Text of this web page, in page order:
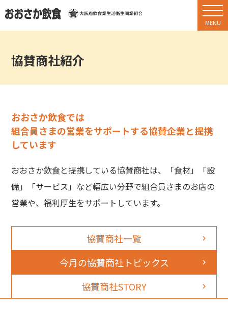
協賛商社紹介
おおさか飲食では
組合員さまの営業をサポートする協賛企業と提携
しています
おおさか飲食と提携している協賛商社は、「食材」「設
備」「サービス」など幅広い分野で組合員さまのお店の
営業や、福利厚生をサポートしています。
協賛商社一覧
今月の協賛商社トピックス
協賛商社STORY